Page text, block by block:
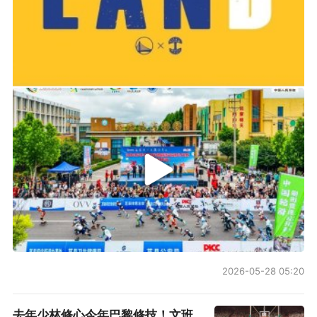
2019-06-14 01:03
2026-05-28 05:20